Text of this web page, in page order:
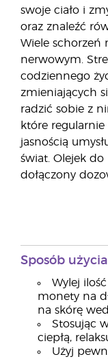
swoje ciało i
oraz znaleźć
Wiele schorzeń
nerwowym.
codziennego
zmieniających
radzić sobie z
które regularnie
jasnością
świat. Olejek do
dołączony
Sposób użycia
Wylej
monety na
na skórę
Stosując
ciepłą,
Użyj